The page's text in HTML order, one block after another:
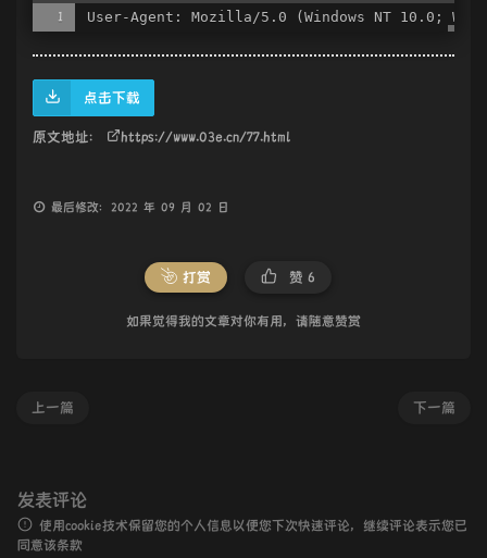
User-Agent: Mozilla/5.0 (Windows NT 10.0;
点击下载
原文地址： https://www.03e.cn/77.html
最后修改：2022 年 09 月 02 日
打赏 赞 6
如果觉得我的文章对你有用，请随意赞赏
下一篇
上一篇
发表评论
使用cookie技术保留您的个人信息以便您下次快速评论，继续评论表示您已
同意该条款